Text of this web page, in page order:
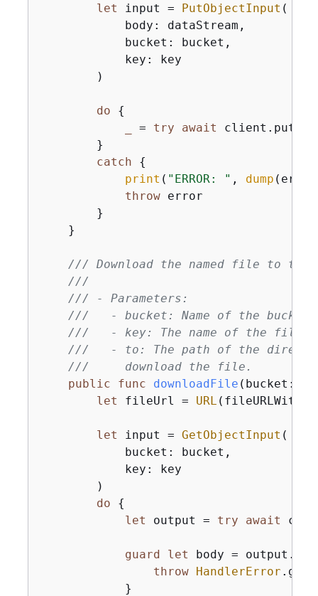
let input = PutObjectInput (
            body: dataStream,
            bucket: bucket,
            key: key
        )
do
{
= try await
        }
catch
{
print ( "ERROR: " , dump
throw error
        }
    }
/// Download the named file to
///
/// - Parameters:
///   - bucket: Name of the
///   - key: The name of the file
///   - to: The path of the
///     download the file.
public
func downloadFile ( bucket :
let fileUrl = URL
let input = GetObjectInput (
            bucket: bucket,
            key: key
        )
do
{
let output = try await
guard let body =
throw HandlerError
            }